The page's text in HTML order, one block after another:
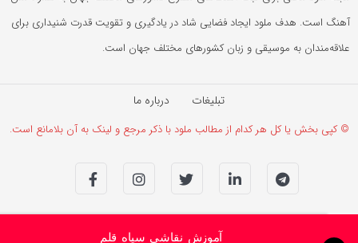
آهنگ است. هدف ملود ایجاد فضایی شاد در یادگیری و تقویت قدرت شنیداری برای
علاقه‌مندان به موسیقی و زبان کشورهای مختلف جهان است.
تبلیغات درباره ما
© کپی بخش یا کل هر کدام از مطالب ملود با ذکر مرجع و لینک به آن بلامانع است.
آموزش نقاشی سیاه قلم